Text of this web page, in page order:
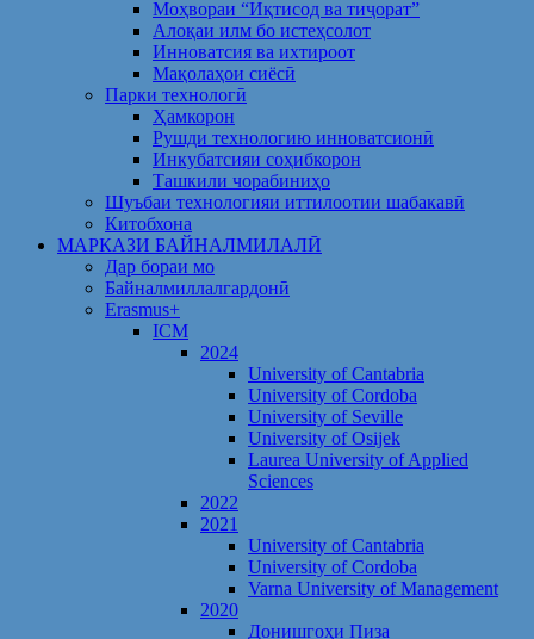
Моҳвораи “Иқтисод ва тиҷорат”
Алоқаи илм бо истеҳсолот
Инноватсия ва ихтироот
Мақолаҳои сиёсӣ
Парки технологӣ
Ҳамкорон
Рушди технологию инноватсионӣ
Инкубатсияи соҳибкорон
Ташкили чорабиниҳо
Шуъбаи технологияи иттилоотии шабакавӣ
Китобхона
МАРКАЗИ БАЙНАЛМИЛАЛӢ
Дар бораи мо
Байналмиллалгардонӣ
Erasmus+
ICM
2024
University of Cantabria
University of Cordoba
University of Seville
University of Osijek
Laurea University of Applied
Sciences
2022
2021
University of Cantabria
University of Cordoba
Varna University of Management
2020
Донишгоҳи Пиза